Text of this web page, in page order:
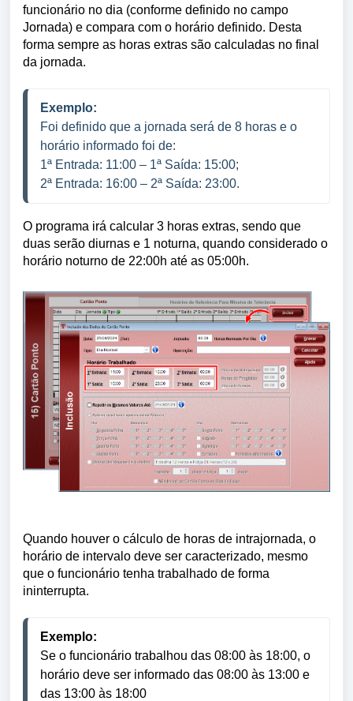
funcionário no dia (conforme definido no campo
Jornada) e compara com o horário definido. Desta
forma sempre as horas extras são calculadas no final
da jornada.
Exemplo:
Foi definido que a jornada será de 8 horas e o
horário informado foi de:
1ª Entrada: 11:00 – 1ª Saída: 15:00;
2ª Entrada: 16:00 – 2ª Saída: 23:00.
O programa irá calcular 3 horas extras, sendo que
duas serão diurnas e 1 noturna, quando considerado o
horário noturno de 22:00h até as 05:00h.
Quando houver o cálculo de horas de intrajornada, o
horário de intervalo deve ser caracterizado, mesmo
que o funcionário tenha trabalhado de forma
ininterrupta.
Exemplo:
Se o funcionário trabalhou das 08:00 às 18:00, o
horário deve ser informado das 08:00 às 13:00 e
das 13:00 às 18:00